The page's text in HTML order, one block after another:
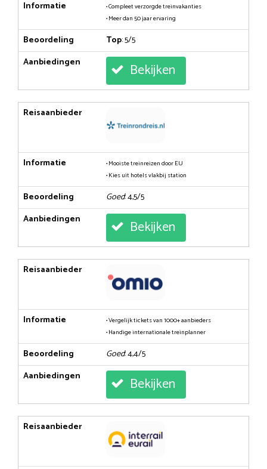
Informatie
• Compleet verzorgde treinvakanties
• Meer dan 50 jaar ervaring
Beoordeling Top: 5/5
Aanbiedingen
Bekijken
Reisaanbieder
Informatie
• Mooiste treinreizen door EU
• Kies uit hotels vlakbij station
Beoordeling Goed: 4,5/5
Aanbiedingen
Bekijken
Reisaanbieder
Informatie
• Vergelijk tickets van 1000+ aanbieders
• Handige internationale treinplanner
Beoordeling Goed: 4,4/5
Aanbiedingen
Bekijken
Reisaanbieder